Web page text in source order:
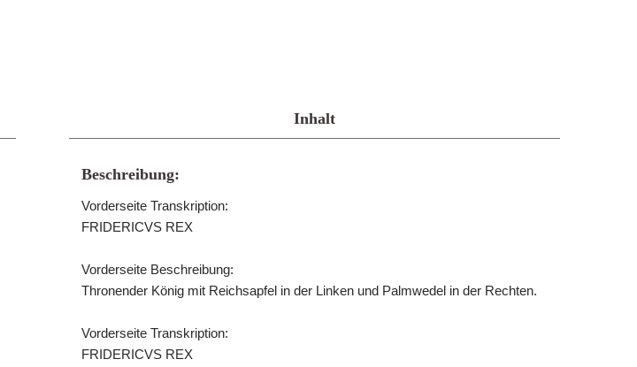
Inhalt
Beschreibung:
Vorderseite Transkription:
FRIDERICVS REX
Vorderseite Beschreibung:
Thronender König mit Reichsapfel in der Linken und Palmwedel in der Rechten.
Vorderseite Transkription:
FRIDERICVS REX